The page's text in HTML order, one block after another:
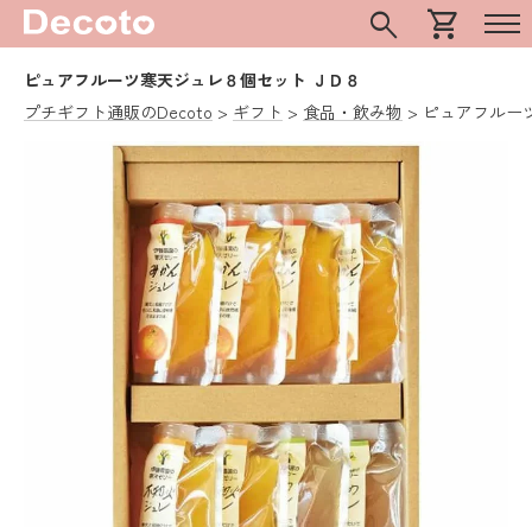
search shopping_cart
ピュアフルーツ寒天ジュレ８個セット ＪＤ８
プチギフト通販のDecoto
ギフト 食品・飲み物 ピュアフルー